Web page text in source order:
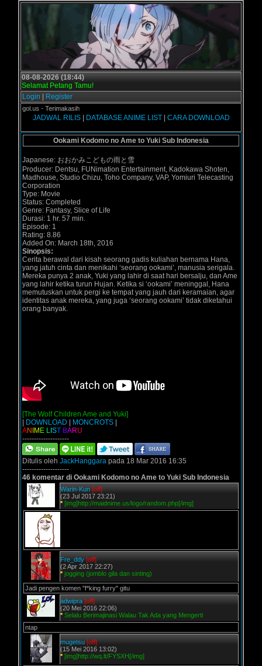
08-08-2026 (18:44)
Selamat Petang Tamu!
Login
Register
- Terimakasih
JADWAL RILIS| DATABASE ANIME LIST| CARA DOWNLOAD
Ookami Kodomo no Ame to Yuki Sub Indonesia
Japanese: おおかみこどもの雨と雪
Producer: Dentsu, FUNimation Entertainment, Kadokawa Shoten,
Madhouse, Studio Chizu, Toho Company, VAP, Yomiuri Telecasting
Corporation
Type: Movie
Status: Completed
Genre: Fantasy, Slice of Life
Durasi: 1 hr. 57 min.
Episode: 1
Rating: 8.86
Added On: March 18th, 2016
Sinopsis:
Cerita berawal dari kisah seorang gadis kuliahan bernama Hana,
yang jatuh cinta dan menikahi ‘seorang ookami’, manusia serigala.
Mereka punya 2 anak, Yuki yang lahir di saat hari bersalju, dan Ame
yang lahir ketika turun Hujan. Ketika si ‘ookami’ meninggal, Hana
memutuskan untuk pergi ke tempat yang jauh dari keramaian, agar
identitas anak mereka, yang juga ‘seorang ookami’ tidak diketahui
orang banyak.
[The Wolf Children Ame and Yuki]
DOWNLOAD MONCROTS
AN M E L ST BARU
--------------------
Ditulis oleh JackHanggara pada 18 Mar 2016 16:35
--------------------
46 komentar di Ookami Kodomo no Ame to Yuki Sub Indonesia
Warin-Kun [off]
(23 Jul 2017 23:21)
* [img]http://maidnime.us/logo/random.php[/img]
Fre_ddy [off]
(2 Apr 2017 22:27)
* jogging (jomblo gila dan sinting)
Jadi pengen komen "f*king furry" gitu
adwipra [off]
(20 Mei 2016 22:06)
* Selalu Berimajinasi Walau Tak Ada yang Mengerti
ntap
mugetsu [off]
(15 Mei 2016 13:02)
* [img]http://wq.lt/FYSXH[/img]